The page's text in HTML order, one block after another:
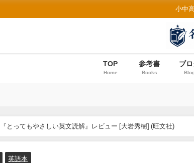
小中
TOP
Home
参考書
Books
ブ
『とってもやさしい英文読解』レビュー [大岩秀樹] (旺文社)
英語本